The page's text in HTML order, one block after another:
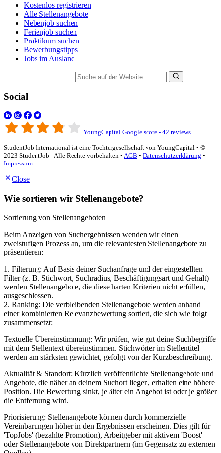
Kostenlos registrieren
Alle Stellenangebote
Nebenjob suchen
Ferienjob suchen
Praktikum suchen
Bewerbungstipps
Jobs im Ausland
Social
YoungCapital Google score - 42 reviews
StudentJob International ist eine Tochtergesellschaft von YoungCapital • ©
2023 StudentJob - Alle Rechte vorbehalten • AGB • Datenschutzerklärung •
Impressum
Close
Wie sortieren wir Stellenangebote?
Sortierung von Stellenangeboten
Beim Anzeigen von Suchergebnissen wenden wir einen
zweistufigen Prozess an, um die relevantesten Stellenangebote zu
präsentieren:
1. Filterung: Auf Basis deiner Suchanfrage und der eingestellten
Filter (z. B. Stichwort, Suchradius, Beschäftigungsart und Gehalt)
werden Stellenangebote, die diese harten Kriterien nicht erfüllen,
ausgeschlossen.
2. Ranking: Die verbleibenden Stellenangebote werden anhand
einer kombinierten Relevanzbewertung sortiert, die sich wie folgt
zusammensetzt:
Textuelle Übereinstimmung: Wir prüfen, wie gut deine Suchbegriffe
mit dem Stellentext übereinstimmen. Stichwörter im Stellentitel
werden am stärksten gewichtet, gefolgt von der Kurzbeschreibung.
Aktualität & Standort: Kürzlich veröffentlichte Stellenangebote und
Angebote, die näher an deinem Suchort liegen, erhalten eine höhere
Position. Die Bewertung sinkt, je älter ein Angebot ist oder je größer
die Entfernung wird.
Priorisierung: Stellenangebote können durch kommerzielle
Vereinbarungen höher in den Ergebnissen erscheinen. Dies gilt für
'TopJobs' (bezahlte Promotion), Arbeitgeber mit aktivem 'Boost'
oder Stellenangebote von Direktpartnern (im Gegensatz zu externen